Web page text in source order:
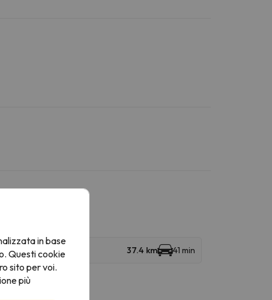
37.4 km 41 min
in base
Questi cookie
sito per voi.
più